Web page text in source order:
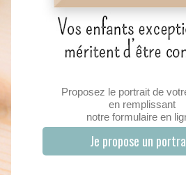
Proposez le portrait de
en remplissant
notre formulaire en
Je propose un